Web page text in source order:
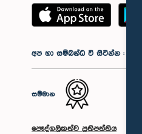
අප හා සම්බන්ධ වී සිටින්න :
සම්මාන
පෞද්ගලිකත්ව ප්‍රතිපත්තිය